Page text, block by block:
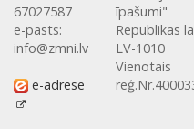
67027587
e-pasts:
info@zmni.lv
e-adrese
īpašumi"
Republikas
LV-1010
Vienotais